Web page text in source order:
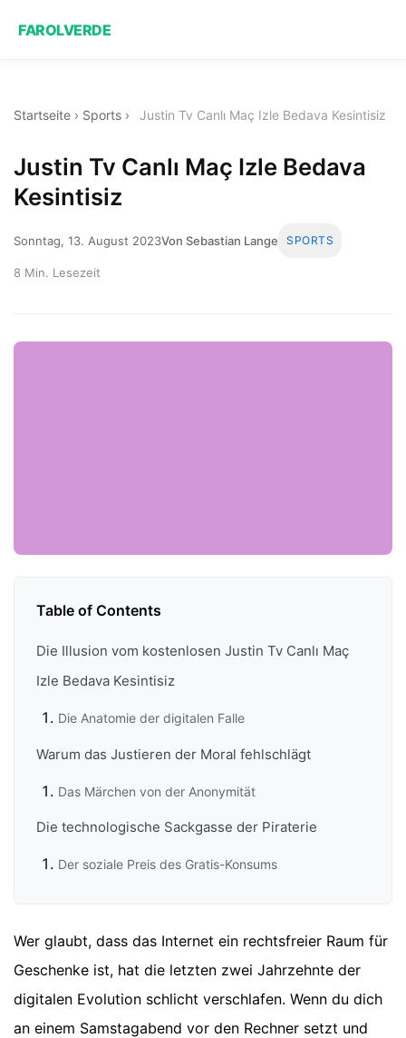
FAROLVERDE
Startseite › Sports › Justin Tv Canlı Maç Izle Bedava Kesintisiz
Justin Tv Canlı Maç Izle Bedava
Kesintisiz
Sonntag, 13. August 2023Von Sebastian Lange SPORTS
8 Min. Lesezeit
Table of Contents
Die Illusion vom kostenlosen Justin Tv Canlı Maç
Izle Bedava Kesintisiz
Die Anatomie der digitalen Falle
Warum das Justieren der Moral fehlschlägt
Das Märchen von der Anonymität
Die technologische Sackgasse der Piraterie
Der soziale Preis des Gratis-Konsums
Wer glaubt, dass das Internet ein rechtsfreier Raum für
Geschenke ist, hat die letzten zwei Jahrzehnte der
digitalen Evolution schlicht verschlafen. Wenn du dich
an einem Samstagabend vor den Rechner setzt und